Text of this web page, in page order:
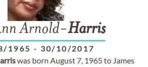
Arnold-Harris
1965 - 30/10/2017
was born August 7, 1965 to James